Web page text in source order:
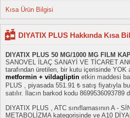
Kısa Ürün Bilgisi
DIYATIX PLUS Hakkında Kısa
DIYATIX PLUS 50 MG/1000 MG FILM
SANOVEL İLAÇ SANAYİ VE TİCARET
tarafından üretilen, bir kutu içerisinde YOK
metformin + vildagliptin etkin maddesi
PLUS , piyasada 551.91 ₺ satış fiyatıyla
satılır. İlacın barkod kodu 8699536093789
DIYATIX PLUS , ATC sınıflamasının A -
METABOLİZMA kategorisinde ve A10